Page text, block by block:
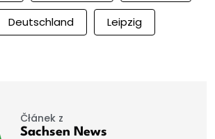
Deutschland Leipzig
Čłánek z
Sachsen News